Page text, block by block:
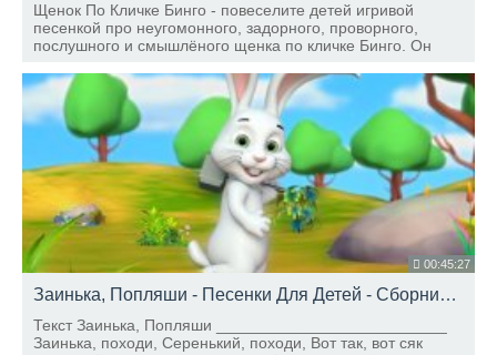
Щенок По Кличке Бинго - повеселите детей игривой
песенкой про неугомонного, задорного, проворного,
послушного и смышлёного щенка по кличке Бинго. Он
всех делах.
00:45:27
Заинька, Попляши - Песенки Для Детей - Сборник Детских Песен
Текст Заинька, Попляши __________________________
Заинька, походи, Серенький, походи, Вот так, вот сяк